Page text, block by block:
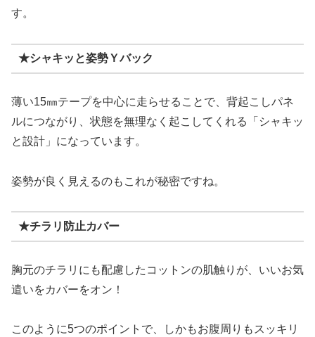
す。
★シャキッと姿勢Ｙバック
薄い15㎜テープを中心に走らせることで、背起こしパネ
ルにつながり、状態を無理なく起こしてくれる「シャキッ
と設計」になっています。
姿勢が良く見えるのもこれが秘密ですね。
★チラリ防止カバー
胸元のチラリにも配慮したコットンの肌触りが、いいお気
遣いをカバーをオン！
このように5つのポイントで、しかもお腹周りもスッキリ